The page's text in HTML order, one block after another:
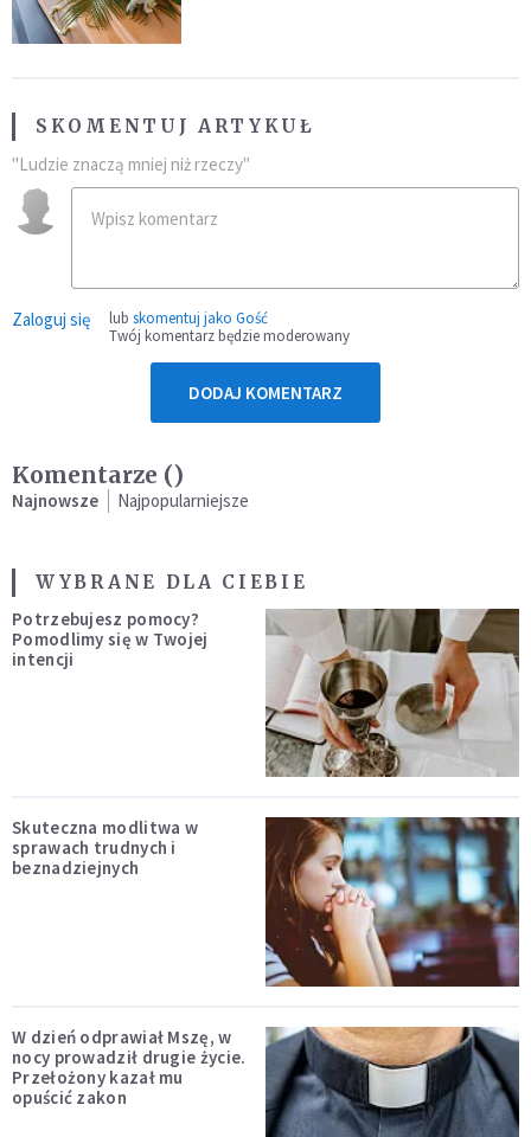
SKOMENTUJ ARTYKUŁ
"Ludzie znaczą mniej niż rzeczy"
Zaloguj się lub skomentuj jako Gość
Twój komentarz będzie moderowany
DODAJ KOMENTARZ
Komentarze ()
Najnowsze Najpopularniejsze
WYBRANE DLA CIEBIE
Potrzebujesz pomocy?
Pomodlimy się w Twojej
intencji
Skuteczna modlitwa w
sprawach trudnych i
beznadziejnych
W dzień odprawiał Mszę, w
nocy prowadził drugie życie.
Przełożony kazał mu
opuścić zakon